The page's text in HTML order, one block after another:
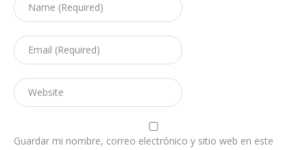
Guardar mi nombre, correo electrónico y sitio web en este